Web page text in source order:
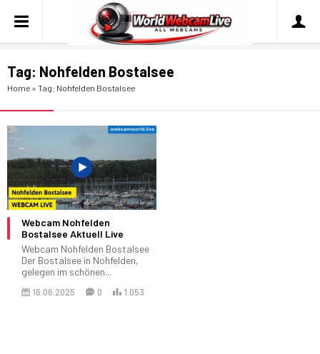
Tag: Nohfelden Bostalsee
Home » Tag: Nohfelden Bostalsee
Webcam Nohfelden
Bostalsee Aktuell Live
Webcam Nohfelden Bostalsee
Der Bostalsee in Nohfelden,
gelegen im schönen...
16.06.2025 0 1.053